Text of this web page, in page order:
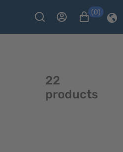
(0)
22
products